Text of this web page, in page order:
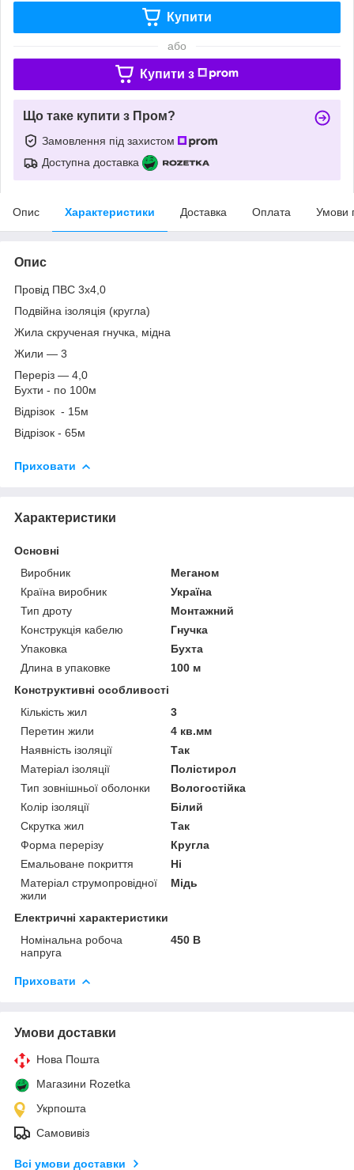
Купити
або
Купити з
Що таке купити з Пром?
Замовлення під захистом
Доступна доставка
Опис Характеристики Доставка Оплата Умови
Опис
Провід ПВС 3х4,0
Подвійна ізоляція (кругла)
Жила скрученая гнучка, мідна
Жили ― 3
Переріз ― 4,0
Бухти - по 100м
Відрізок - 15м
Відрізок - 65м
Приховати
Характеристики
Основні
Виробник
Меганом
Країна виробник
Україна
Тип дроту
Монтажний
Конструкція кабелю
Гнучка
Упаковка
Бухта
Длина в упаковке
100 м
Конструктивні особливості
Кількість жил
3
Перетин жили
4 кв.мм
Наявність ізоляції
Так
Матеріал ізоляції
Полістирол
Тип зовнішньої оболонки
Вологостійка
Колір ізоляції
Білий
Скрутка жил
Так
Форма перерізу
Кругла
Емальоване покриття
Ні
Матеріал струмопровідної
жили
Мідь
Електричні характеристики
Номінальна робоча
напруга
450 В
Приховати
Умови доставки
Нова Пошта
Магазини Rozetka
Укрпошта
Самовивіз
Всі умови доставки